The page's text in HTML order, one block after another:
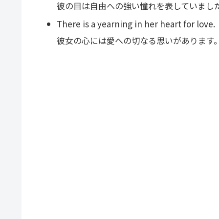
彼の目は自由への強い憧れを表していまし
There is a yearning in her heart for love.
彼女の心には愛への切なる思いがあります